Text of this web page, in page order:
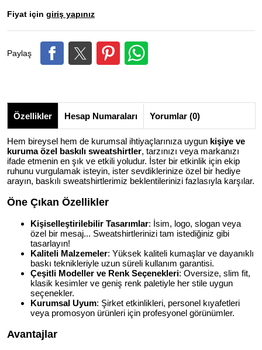
Fiyat için giriş yapınız
Paylaş
Özellikler Hesap Numaraları Yorumlar (0)
Hem bireysel hem de kurumsal ihtiyaçlarınıza uygun kişiye ve
kuruma özel baskılı sweatshirtler, tarzınızı veya markanızı
ifade etmenin en şık ve etkili yoludur. İster bir etkinlik için ekip
ruhunu vurgulamak isteyin, ister sevdiklerinize özel bir hediye
arayın, baskılı sweatshirtlerimiz beklentilerinizi fazlasıyla karşılar.
Öne Çıkan Özellikler
Kişiselleştirilebilir Tasarımlar: İsim, logo, slogan veya
özel bir mesaj... Sweatshirtlerinizi tam istediğiniz gibi
tasarlayın!
Kaliteli Malzemeler: Yüksek kaliteli kumaşlar ve dayanıklı
baskı teknikleriyle uzun süreli kullanım garantisi.
Çeşitli Modeller ve Renk Seçenekleri: Oversize, slim fit,
klasik kesimler ve geniş renk paletiyle her stile uygun
seçenekler.
Kurumsal Uyum: Şirket etkinlikleri, personel kıyafetleri
veya promosyon ürünleri için profesyonel görünümler.
Avantajlar